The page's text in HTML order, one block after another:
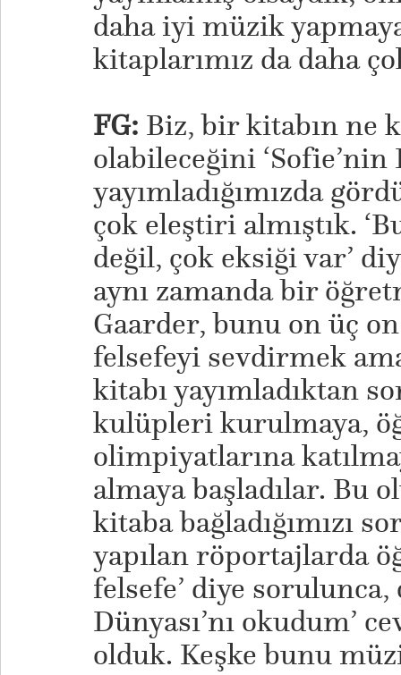
daha iyi müzik
kitaplarımız da daha
FG: Biz, bir kitabın ne
olabileceğini ‘Sofie’nin
yayımladığımızda
çok eleştiri almıştık.
değil, çok eksiği var’
aynı zamanda bir
Gaarder, bunu on üç
felsefeyi sevdirmek
kitabı yayımladıktan
kulüpleri kurulmaya,
olimpiyatlarına
almaya başladılar. Bu
kitaba bağladığımızı
yapılan röportajlarda
felsefe’ diye sorulunca,
Dünyası’nı okudum’
olduk. Keşke bunu